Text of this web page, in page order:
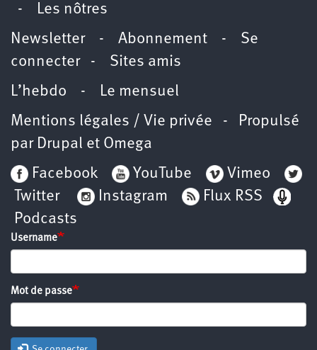
- Les nôtres
Newsletter- Abonnement - Se
connecter- Sites amis
L’hebdo - Le mensuel
Mentions légales / Vie privée - Propulsé
par Drupal et Omega
Facebook
YouTube
Vimeo
Twitter
Instagram
Flux RSS
Podcasts
Username
Mot de passe